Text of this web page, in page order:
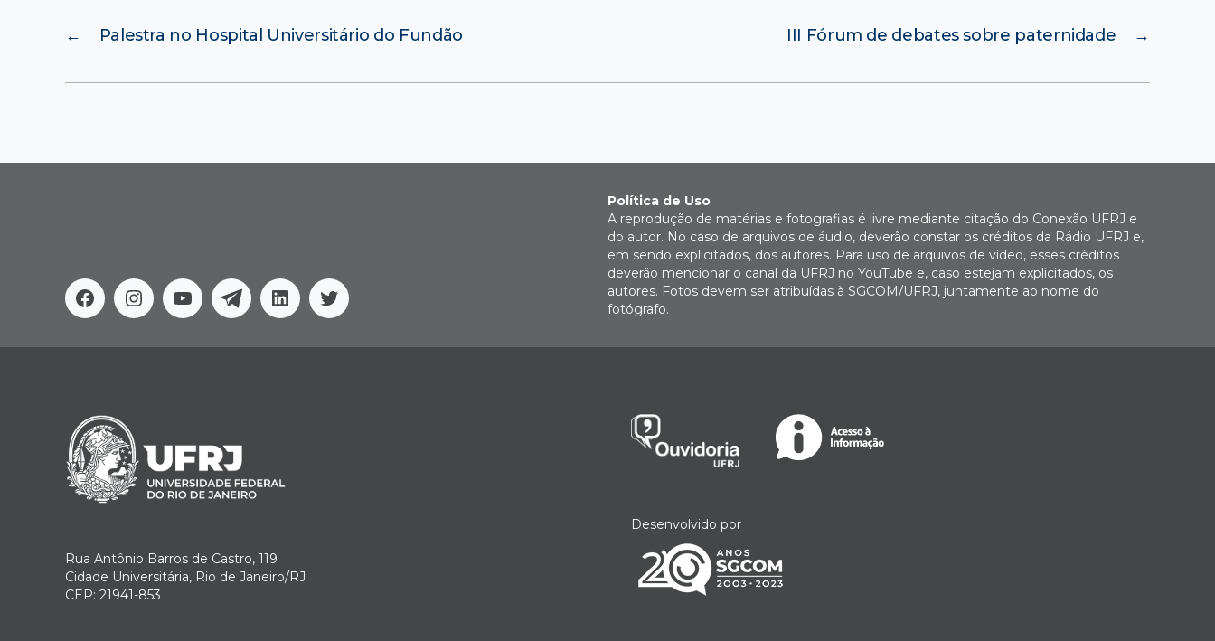
← Palestra no Hospital Universitário do Fundão →
III Fórum de debates sobre paternidade
FacebookInstagram
YoutubeTelegramLinkedinTwitter
Política de Uso
A reprodução de matérias e fotografias é livre mediante citação do Conexão UFRJ e
do autor. No caso de arquivos de áudio, deverão constar os créditos da Rádio UFRJ e,
em sendo explicitados, dos autores. Para uso de arquivos de vídeo, esses créditos
deverão mencionar o canal da UFRJ no YouTube e, caso estejam explicitados, os
autores. Fotos devem ser atribuídas à SGCOM/UFRJ, juntamente ao nome do
fotógrafo.
Rua Antônio Barros de Castro, 119
Cidade Universitária, Rio de Janeiro/RJ
CEP: 21941-853
Desenvolvido por